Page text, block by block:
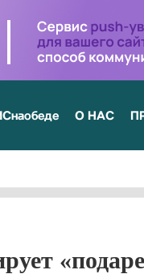
О НАС